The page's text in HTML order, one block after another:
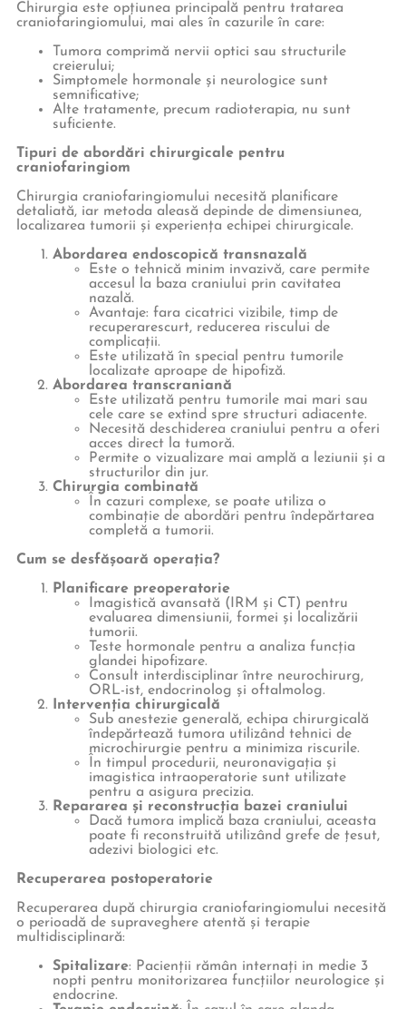
Chirurgia este opțiunea principală pentru tratarea
craniofaringiomului, mai ales în cazurile în care:
Tumora comprimă nervii optici sau structurile
creierului;
Simptomele hormonale și neurologice sunt
semnificative;
Alte tratamente, precum radioterapia, nu sunt
suficiente.
Tipuri de abordări chirurgicale pentru
craniofaringiom
Chirurgia craniofaringiomului necesită planificare
detaliată, iar metoda aleasă depinde de dimensiunea,
localizarea tumorii și experiența echipei chirurgicale.
Abordarea endoscopică transnazală
Este o tehnică minim invazivă, care permite
accesul la baza craniului prin cavitatea
nazală.
Avantaje: fara cicatrici vizibile, timp de
recuperarescurt, reducerea riscului de
complicații.
Este utilizată în special pentru tumorile
localizate aproape de hipofiză.
Abordarea transcraniană
Este utilizată pentru tumorile mai mari sau
cele care se extind spre structuri adiacente.
Necesită deschiderea craniului pentru a oferi
acces direct la tumoră.
Permite o vizualizare mai amplă a leziunii și a
structurilor din jur.
Chirurgia combinată
În cazuri complexe, se poate utiliza o
combinație de abordări pentru îndepărtarea
completă a tumorii.
Cum se desfășoară operația?
Planificare preoperatorie
Imagistică avansată (IRM și CT) pentru
evaluarea dimensiunii, formei și localizării
tumorii.
Teste hormonale pentru a analiza funcția
glandei hipofizare.
Consult interdisciplinar între neurochirurg,
ORL-ist, endocrinolog și oftalmolog.
Intervenția chirurgicală
Sub anestezie generală, echipa chirurgicală
îndepărtează tumora utilizând tehnici de
microchirurgie pentru a minimiza riscurile.
În timpul procedurii, neuronavigația și
imagistica intraoperatorie sunt utilizate
pentru a asigura precizia.
Repararea și reconstrucția bazei craniului
Dacă tumora implică baza craniului, aceasta
poate fi reconstruită utilizând grefe de țesut,
adezivi biologici etc.
Recuperarea postoperatorie
Recuperarea după chirurgia craniofaringiomului necesită
o perioadă de supraveghere atentă și terapie
multidisciplinară:
Spitalizare: Pacienții rămân internați in medie 3
nopti pentru monitorizarea funcțiilor neurologice și
endocrine.